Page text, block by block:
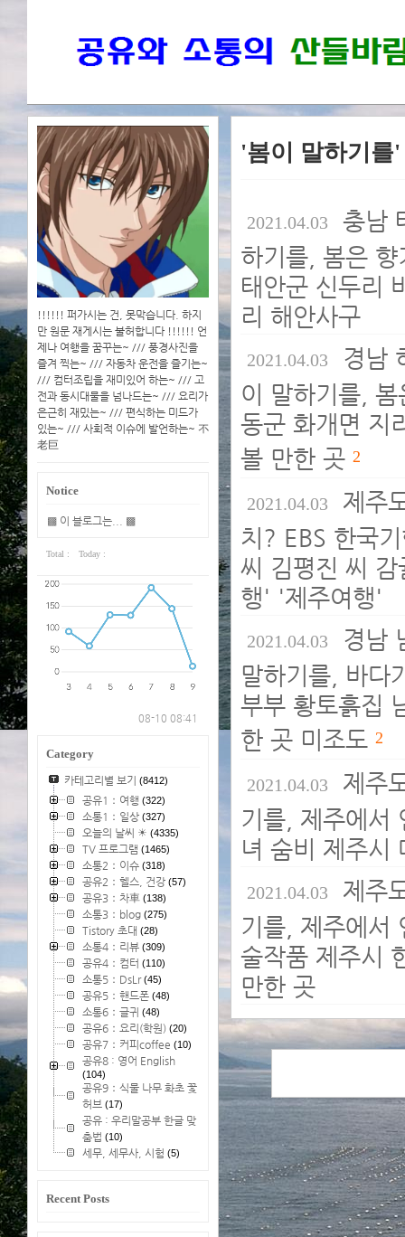
!!!!!! 퍼가시는 건, 못막습니다. 하지
만 원문 재게시는 불허합니다 !!!!!! 언
제나 여행을 꿈꾸는~ /// 풍경사진을
즐겨 찍는~ /// 자동차 운전을 즐기는~
/// 컴터조립을 재미있어 하는~ /// 고
전과 동시대물을 넘나드는~ /// 요리가
은근히 재밌는~ /// 편식하는 미드가
있는~ /// 사회적 이슈에 발언하는~ 不
老巨
Notice
▩ 이 블로그는... ▩
Total : Today :
08-10 08:41
Category
카테고리별 보기 (8412)
공유1：여행 (322)
소통1：일상 (327)
오늘의 날씨 ☀ (4335)
TV 프로그램 (1465)
소통2：이슈 (318)
공유2：헬스, 건강 (57)
공유3：차車 (138)
소통3：blog (275)
Tistory 초대 (28)
소통4：리뷰 (309)
공유4：컴터 (110)
소통5：DsLr(45)
공유5：핸드폰 (48)
소통6：글귀 (48)
공유6：요리(학원) (20)
공유7：커피coffee (10)
공유8 : 영어 English
(104)
공유9：식물 나무 화초 꽃
허브 (17)
공유 : 우리말공부 한글 맞
춤법 (10)
세무, 세무사, 시험 (5)
Recent Posts
'봄이 말하기
2021.04.03 충남
하기를, 봄은
태안군 신두리
리 해안사구
2021.04.03 경남
이 말하기를,
동군 화개면 지
볼 만한 곳 2
2021.04.03 제주
치? EBS 한국
씨 김평진 씨
행' '제주여행'
2021.04.03 경남
말하기를, 바다
부부 황토흙집
한 곳 미조도 2
2021.04.03 제주
기를, 제주에서
녀 숨비 제주시
2021.04.03 제주
기를, 제주에서
술작품 제주시
만한 곳